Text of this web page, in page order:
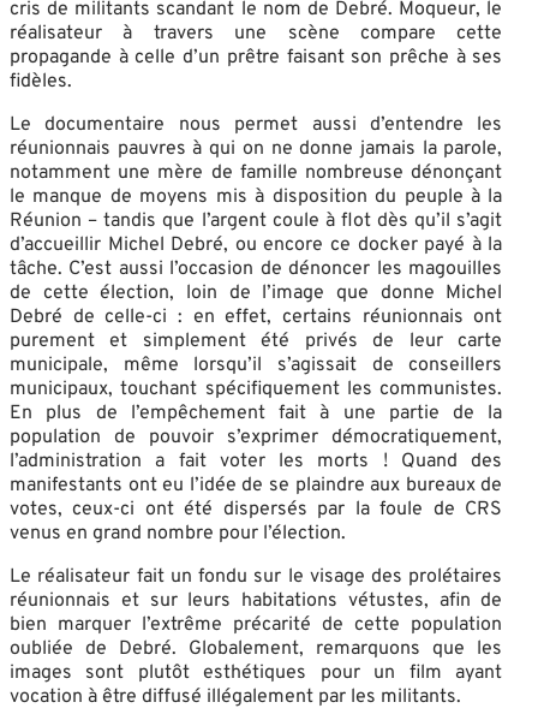
cris de militants scandant le nom de Debré. Moqueur, le
réalisateur à travers une scène compare cette
propagande à celle d’un prêtre faisant son prêche à ses
fidèles.
Le documentaire nous permet aussi d’entendre les
réunionnais pauvres à qui on ne donne jamais la parole,
notamment une mère de famille nombreuse dénonçant
le manque de moyens mis à disposition du peuple à la
Réunion – tandis que l’argent coule à flot dès qu’il s’agit
d’accueillir Michel Debré, ou encore ce docker payé à la
tâche. C’est aussi l’occasion de dénoncer les magouilles
de cette élection, loin de l’image que donne Michel
Debré de celle-ci : en effet, certains réunionnais ont
purement et simplement été privés de leur carte
municipale, même lorsqu’il s’agissait de conseillers
municipaux, touchant spécifiquement les communistes.
En plus de l’empêchement fait à une partie de la
population de pouvoir s’exprimer démocratiquement,
l’administration a fait voter les morts ! Quand des
manifestants ont eu l’idée de se plaindre aux bureaux de
votes, ceux-ci ont été dispersés par la foule de CRS
venus en grand nombre pour l’élection.
Le réalisateur fait un fondu sur le visage des prolétaires
réunionnais et sur leurs habitations vétustes, afin de
bien marquer l’extrême précarité de cette population
oubliée de Debré. Globalement, remarquons que les
images sont plutôt esthétiques pour un film ayant
vocation à être diffusé illégalement par les militants.